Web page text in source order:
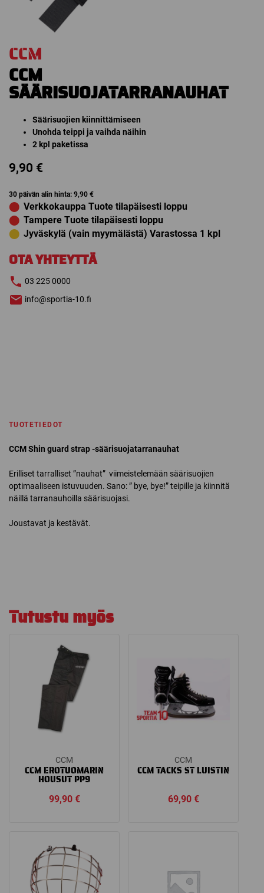
CCM
CCM
SÄÄRISUOJATARRANAUHAT
Säärisuojien kiinnittämiseen
Unohda teippi ja vaihda näihin
2 kpl paketissa
9,90 €
30 päivän alin hinta: 9,90 €
⬤ Verkkokauppa Tuote tilapäisesti loppu
⬤ Tampere Tuote tilapäisesti loppu
⬤ Jyväskylä (vain myymälästä) Varastossa 1 kpl
OTA YHTEYTTÄ
03 225 0000
info@sportia-10.fi
TUOTETIEDOT
CCM Shin guard strap -säärisuojatarranauhat
Erilliset tarralliset ”nauhat” viimeistelemään säärisuojien
optimaaliseen istuvuuden. Sano: ” bye, bye!” teipille ja kiinnitä
näillä tarranauhoilla säärisuojasi.
Joustavat ja kestävät.
Tutustu myös
CCM
CCM EROTUOMARIN
HOUSUT PP9
99,90 €
CCM
CCM TACKS ST LUISTIN
69,90 €